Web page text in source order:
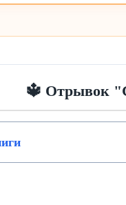
🔱 Отрывок